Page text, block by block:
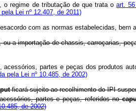
o regime de tributação de que trata oart.
Lei nº 12.407, de 2011)
com as normas estabelecidas, bem
a importação de chassis, carroçarias,
partes e peças dos produtos
pela Lei nº 10.485, de 2002)
ficará sujeito ao recolhimento do IPI
partes e peças, referidos no
de 2002)